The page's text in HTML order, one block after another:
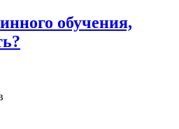
обучения,